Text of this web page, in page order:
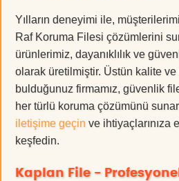
Yılların deneyimi ile,
Raf Koruma Filesi çözümlerini
ürünlerimiz, dayanıklılık ve
olarak üretilmiştir. Üstün kalite
bulduğunuz firmamız, güvenlik
her türlü koruma çözümünü
iletişime geçin ve ihtiyaçlarınıza
keşfedin.
Kaplan File -